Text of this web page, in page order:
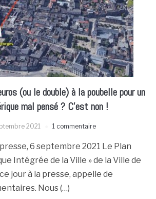
(ou le double) à la poubelle pour un
mal pensé ? C’est non !
2021 1 commentaire
6 septembre 2021 Le Plan
Intégrée de la Ville » de la Ville de
jour à la presse, appelle de
Nous (…)